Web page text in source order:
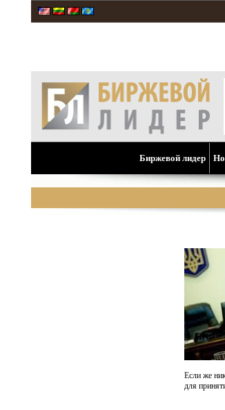
Биржевой лидер
Если же
для